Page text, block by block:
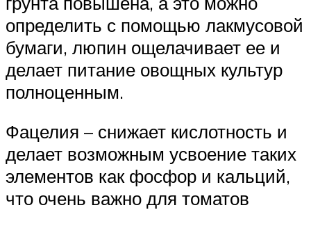
определить с помощью лакмусовой
бумаги, люпин ощелачивает ее и
делает питание овощных культур
полноценным.
Фацелия – снижает кислотность и
делает возможным усвоение таких
элементов как фосфор и кальций,
что очень важно для томатов